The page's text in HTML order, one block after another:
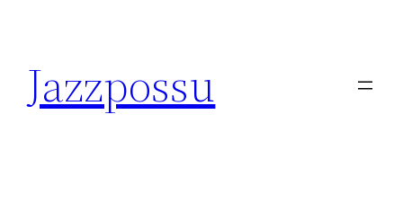
content
Jazzpossu